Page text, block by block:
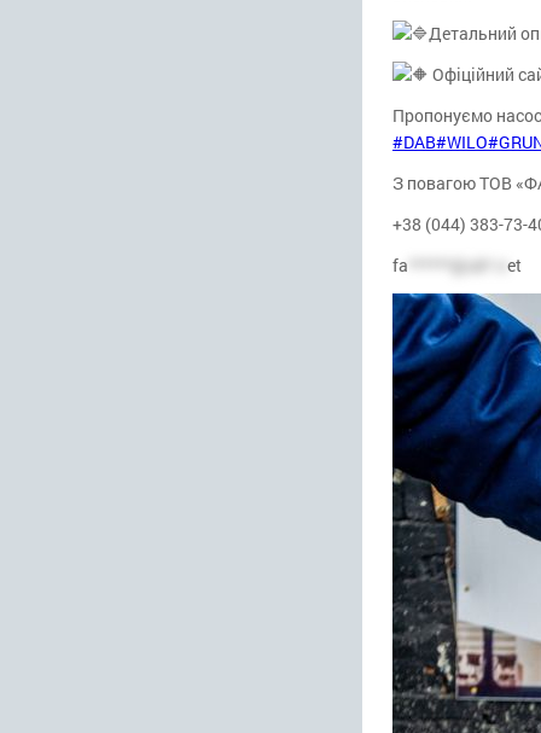
Детальний
Офіційний
Пропонуємо
#DAB#WILO
З повагою ТОВ
+38 (044) 383-73-
fa ******@uk*.n et